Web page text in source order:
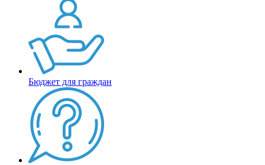
Бюджет для граждан